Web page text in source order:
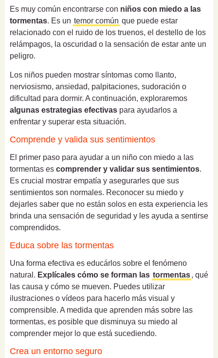
Es muy común encontrarse con niños con miedo a las
tormentas. Es un temor común que puede estar
relacionado con el ruido de los truenos, el destello de los
relámpagos, la oscuridad o la sensación de estar ante un
peligro.
Los niños pueden mostrar síntomas como llanto,
nerviosismo, ansiedad, palpitaciones, sudoración o
dificultad para dormir. A continuación, exploraremos
algunas estrategias efectivas para ayudarlos a
enfrentar y superar esta situación.
Comprende y valida sus sentimientos
El primer paso para ayudar a un niño con miedo a las
tormentas es comprender y validar sus sentimientos.
Es crucial mostrar empatía y asegurarles que sus
sentimientos son normales. Reconocer su miedo y
dejarles saber que no están solos en esta experiencia les
brinda una sensación de seguridad y les ayuda a sentirse
comprendidos.
Educa sobre las tormentas
Una forma efectiva es educárlos sobre el fenómeno
natural. Explícales cómo se forman las tormentas, qué
las causa y cómo se mueven. Puedes utilizar
ilustraciones o vídeos para hacerlo más visual y
comprensible. A medida que aprenden más sobre las
tormentas, es posible que disminuya su miedo al
comprender mejor lo que está sucediendo.
Crea un entorno seguro